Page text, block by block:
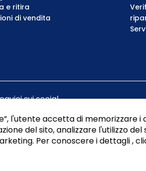
e ritira
di vendita
sui social
l'utente accetta di memorizzare i
del sito, analizzare l'utilizzo del
Per conoscere i dettagli ,